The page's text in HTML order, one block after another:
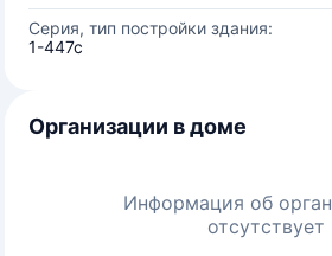
Серия, тип постройки здания:
1-447c
Организации в доме
Информация об
отсутствует